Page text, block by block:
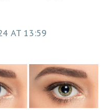
AT 13:59